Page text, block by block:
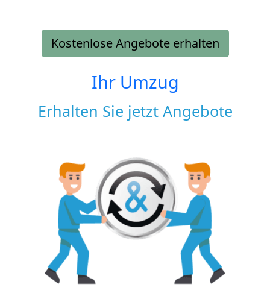
Kostenlose Angebote erhalten
Ihr Umzug
Erhalten Sie jetzt Angebote